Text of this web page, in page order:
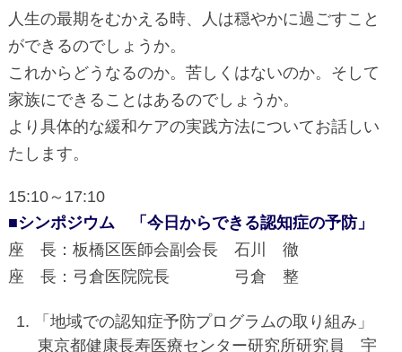
人生の最期をむかえる時、人は穏やかに過ごすこと
ができるのでしょうか。
これからどうなるのか。苦しくはないのか。そして
家族にできることはあるのでしょうか。
より具体的な緩和ケアの実践方法についてお話しい
たします。
15:10～17:10
■シンポジウム 「今日からできる認知症の予防」
座 長：板橋区医師会副会長 石川 徹
座 長：弓倉医院院長 弓倉 整
「地域での認知症予防プログラムの取り組み」
東京都健康長寿医療センター研究所研究員 宇